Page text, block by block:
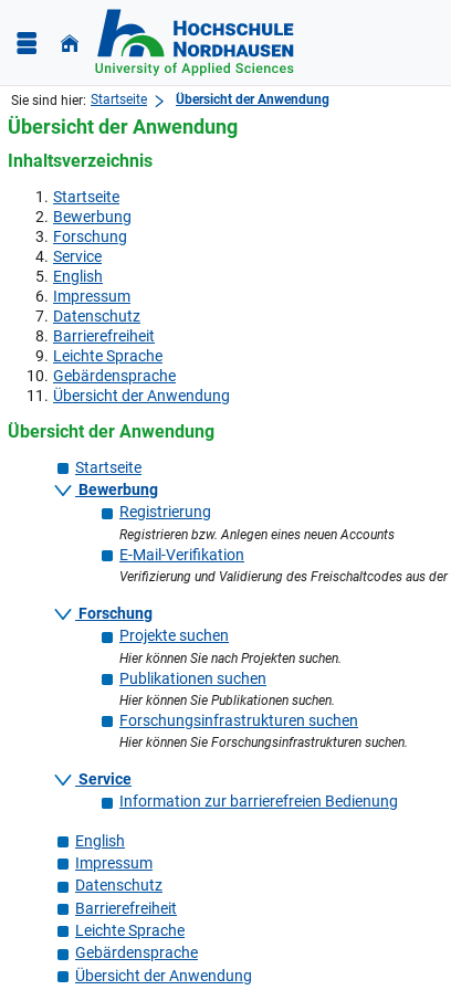
Sie sind hier: Startseite Übersicht der Anwendung
Übersicht der Anwendung
Inhaltsverzeichnis
Startseite
Bewerbung
Forschung
Service
English
Impressum
Datenschutz
Barrierefreiheit
Leichte Sprache
Gebärdensprache
Übersicht der Anwendung
Übersicht der Anwendung
Startseite
Bewerbung
Registrierung
Registrieren bzw. Anlegen eines neuen Accounts
E-Mail-Verifikation
Verifizierung und Validierung des Freischaltcodes aus
Forschung
Projekte suchen
Hier können Sie nach Projekten suchen.
Publikationen suchen
Hier können Sie Publikationen suchen.
Forschungsinfrastrukturen suchen
Hier können Sie Forschungsinfrastrukturen suchen.
Service
Information zur barrierefreien Bedienung
English
Impressum
Datenschutz
Barrierefreiheit
Leichte Sprache
Gebärdensprache
Übersicht der Anwendung